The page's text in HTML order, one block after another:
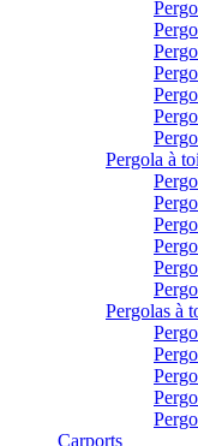
Pergola à
Pergolas à
Carports